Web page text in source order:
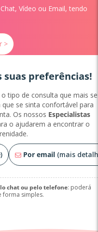
Vídeo ou Email, tendo
>
suas preferências!
tipo de consulta que mais se
se sinta confortável para
Os nossos Especialistas
o ajudarem a encontrar o
Por email (mais
chat ou pelo telefone: poderá
forma simples.